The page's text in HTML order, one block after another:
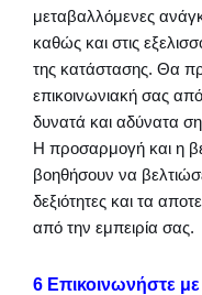
μεταβαλλόμενες
καθώς και στις
της κατάστασης. Θα
επικοινωνιακή σας
δυνατά και αδύνατα
Η προσαρμογή και η
βοηθήσουν να
δεξιότητες και τα
από την εμπειρία σας.
6 Επικοινωνήστε